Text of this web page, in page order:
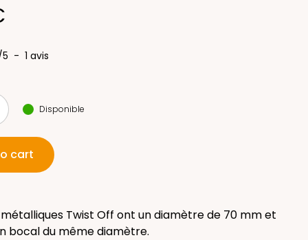
5 - 1 avis
Disponible
cart
Twist Off ont un diamètre de 70 mm et
bocal du même diamètre.